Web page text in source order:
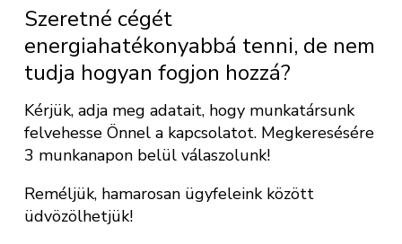
Szeretné cégét
energiahatékonyabbá tenni, de nem
tudja hogyan fogjon hozzá?
Kérjük, adja meg adatait, hogy munkatársunk
felvehesse Önnel a kapcsolatot. Megkeresésére
3 munkanapon belül válaszolunk!
Reméljük, hamarosan ügyfeleink között
üdvözölhetjük!